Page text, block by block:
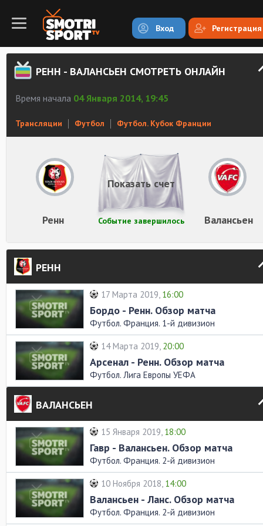
Вход Регистрация
РЕНН - ВАЛАНСЬЕН СМОТРЕТЬ ОНЛАЙН
Время начала 04 Января 2014, 19:45
Трансляции Футбол Футбол. Кубок Франции
Ренн Валансьен
Событие завершилось
Показать счет
РЕНН
17 Марта 2019, 16:00
Бордо - Ренн. Обзор матча
Футбол. Франция. 1-й дивизион
14 Марта 2019, 20:00
Арсенал - Ренн. Обзор матча
Футбол. Лига Европы УЕФА
ВАЛАНСЬЕН
15 Января 2019, 18:00
Гавр - Валансьен. Обзор матча
Футбол. Франция. 2-й дивизион
10 Ноября 2018, 14:00
Валансьен - Ланс. Обзор матча
Футбол. Франция. 2-й дивизион